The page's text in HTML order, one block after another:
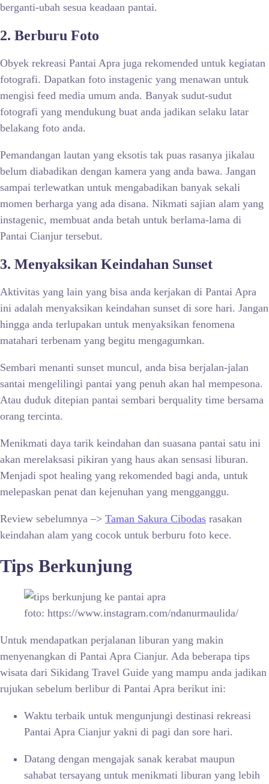
berganti-ubah sesua keadaan pantai.
2. Berburu Foto
Obyek rekreasi Pantai Apra juga rekomended untuk kegiatan
fotografi. Dapatkan foto instagenic yang menawan untuk
mengisi feed media umum anda. Banyak sudut-sudut
fotografi yang mendukung buat anda jadikan selaku latar
belakang foto anda.
Pemandangan lautan yang eksotis tak puas rasanya jikalau
belum diabadikan dengan kamera yang anda bawa. Jangan
sampai terlewatkan untuk mengabadikan banyak sekali
momen berharga yang ada disana. Nikmati sajian alam yang
instagenic, membuat anda betah untuk berlama-lama di
Pantai Cianjur tersebut.
3. Menyaksikan Keindahan Sunset
Aktivitas yang lain yang bisa anda kerjakan di Pantai Apra
ini adalah menyaksikan keindahan sunset di sore hari. Jangan
hingga anda terlupakan untuk menyaksikan fenomena
matahari terbenam yang begitu mengagumkan.
Sembari menanti sunset muncul, anda bisa berjalan-jalan
santai mengelilingi pantai yang penuh akan hal mempesona.
Atau duduk ditepian pantai sembari berquality time bersama
orang tercinta.
Menikmati daya tarik keindahan dan suasana pantai satu ini
akan merelaksasi pikiran yang haus akan sensasi liburan.
Menjadi spot healing yang rekomended bagi anda, untuk
melepaskan penat dan kejenuhan yang mengganggu.
Review sebelumnya –> Taman Sakura Cibodas rasakan
keindahan alam yang cocok untuk berburu foto kece.
Tips Berkunjung
foto: https://www.instagram.com/ndanurmaulida/
Untuk mendapatkan perjalanan liburan yang makin
menyenangkan di Pantai Apra Cianjur. Ada beberapa tips
wisata dari Sikidang Travel Guide yang mampu anda jadikan
rujukan sebelum berlibur di Pantai Apra berikut ini:
Waktu terbaik untuk mengunjungi destinasi rekreasi
Pantai Apra Cianjur yakni di pagi dan sore hari.
Datang dengan mengajak sanak kerabat maupun
sahabat tersayang untuk menikmati liburan yang lebih